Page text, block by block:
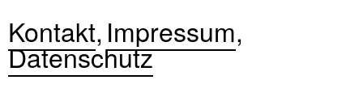
Kontakt Impressum
Datenschutz